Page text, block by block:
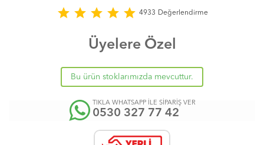
star star star star star 4933 Değerlendirme
Üyelere Özel
Bu ürün stoklarımızda mevcuttur.
TIKLA WHATSAPP İLE SİPARİŞ VER
0530 327 77 42